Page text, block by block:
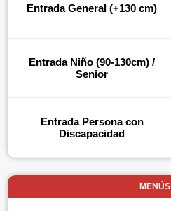
Entrada General (+130 cm)
Entrada Niño (90-130cm) /
Senior
Entrada Persona con
Discapacidad
MENÚS